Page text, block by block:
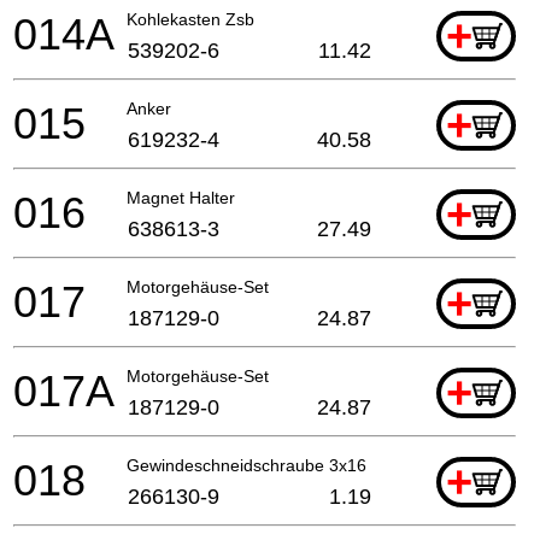
Kohlekasten Zsb +
014A 539202-6 11.42
Anker +
015 619232-4 40.58
Magnet Halter +
016 638613-3 27.49
Motorgehäuse-Set +
017 187129-0 24.87
Motorgehäuse-Set +
017A 187129-0 24.87
Gewindeschneidschraube 3x16 +
018 266130-9 1.19